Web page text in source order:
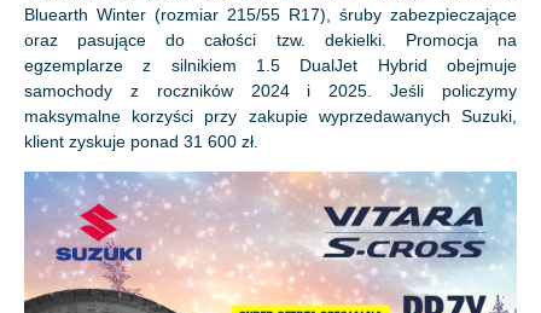
Bluearth Winter (rozmiar 215/55 R17), śruby zabezpieczające
oraz pasujące do całości tzw. dekielki. Promocja na
egzemplarze z silnikiem 1.5 DualJet Hybrid obejmuje
samochody z roczników 2024 i 2025. Jeśli policzymy
maksymalne korzyści przy zakupie wyprzedawanych Suzuki,
klient zyskuje ponad 31 600 zł.